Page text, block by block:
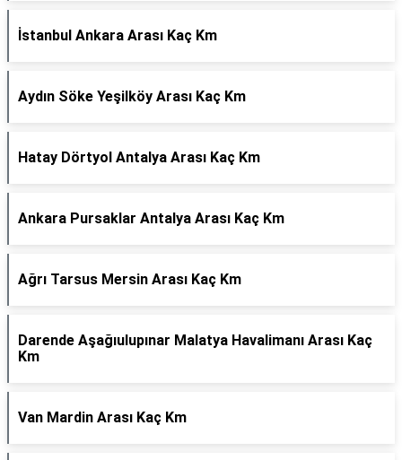
İstanbul Ankara Arası Kaç Km
Aydın Söke Yeşilköy Arası Kaç Km
Hatay Dörtyol Antalya Arası Kaç Km
Ankara Pursaklar Antalya Arası Kaç Km
Ağrı Tarsus Mersin Arası Kaç Km
Darende Aşağıulupınar Malatya Havalimanı Arası Kaç
Km
Van Mardin Arası Kaç Km